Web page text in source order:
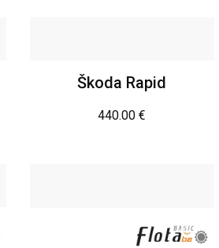
Škoda Rapid
440.00€